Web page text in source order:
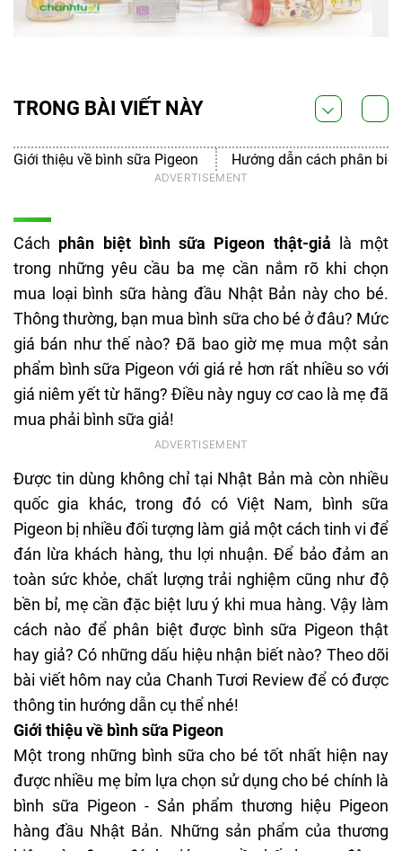
Cách phân biệt bình sữa Pigeon thật-giả là một
trong những yêu cầu ba mẹ cần nắm rõ khi chọn
mua loại bình sữa hàng đầu Nhật Bản này cho bé.
Thông thường, bạn mua bình sữa cho bé ở đâu? Mức
giá bán như thế nào? Đã bao giờ mẹ mua một sản
phẩm bình sữa Pigeon với giá rẻ hơn rất nhiều so với
giá niêm yết từ hãng? Điều này nguy cơ cao là mẹ đã
mua phải bình sữa giả!
Được tin dùng không chỉ tại Nhật Bản mà còn nhiều
quốc gia khác, trong đó có Việt Nam, bình sữa
Pigeon bị nhiều đối tượng làm giả một cách tinh vi để
đán lừa khách hàng, thu lợi nhuận. Để bảo đảm an
toàn sức khỏe, chất lượng trải nghiệm cũng như độ
bền bỉ, mẹ cần đặc biệt lưu ý khi mua hàng. Vậy làm
cách nào để phân biệt được bình sữa Pigeon thật
hay giả? Có những dấu hiệu nhận biết nào? Theo dõi
bài viết hôm nay của Chanh Tươi Review để có được
thông tin hướng dẫn cụ thể nhé!
Giới thiệu về bình sữa Pigeon
Một trong những bình sữa cho bé tốt nhất hiện nay
được nhiều mẹ bỉm lựa chọn sử dụng cho bé chính là
bình sữa Pigeon - Sản phẩm thương hiệu Pigeon
hàng đầu Nhật Bản. Những sản phẩm của thương
TRONG BÀI VIẾT NÀY
Giới thiệu về bình sữa Pigeon Hướng dẫn cách phân